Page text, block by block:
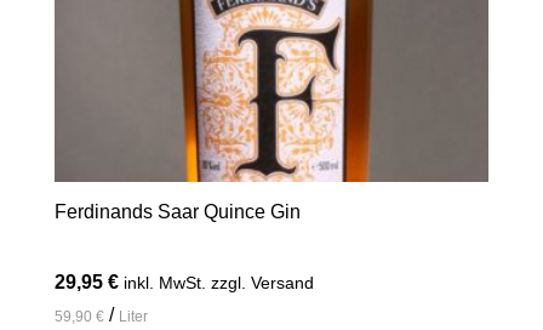
Ferdinands Saar Quince Gin
29,95 € inkl. MwSt. zzgl. Versand
59,90 €/ Liter